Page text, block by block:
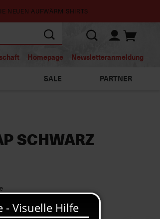
NEUEN AUFWÄRM SHIRTS
Homepage Newsletteranmeldung
SALE PARTNER
SCHWARZ
verstellbar